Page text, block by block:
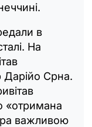
в
На
Дарійо Срна.
«отримана
важливою